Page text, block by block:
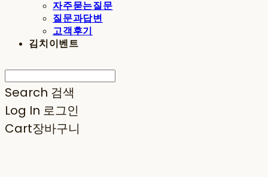
자주묻는질문
질문과답변
고객후기
김치이벤트
Search 검색
Log In 로그인
Cart장바구니